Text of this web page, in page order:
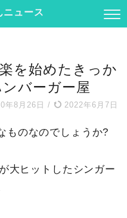
ニュース
を始めたきっか
バーガー屋
年8月26日 / 2022年6月7日
ものなのでしょうか?
大ヒットしたシンガー